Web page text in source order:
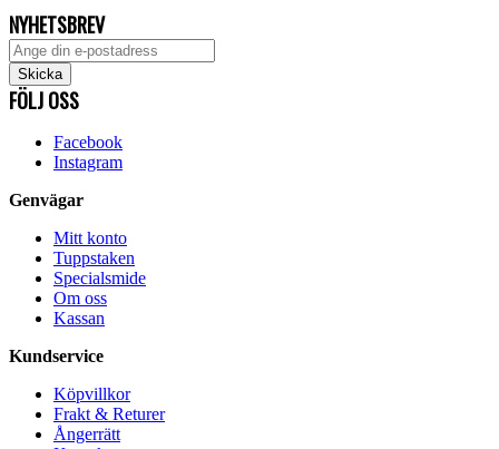
NYHETSBREV
FÖLJ OSS
Facebook
Instagram
Genvägar
Mitt konto
Tuppstaken
Specialsmide
Om oss
Kassan
Kundservice
Köpvillkor
Frakt & Returer
Ångerrätt